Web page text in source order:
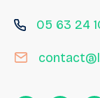
05 63 24